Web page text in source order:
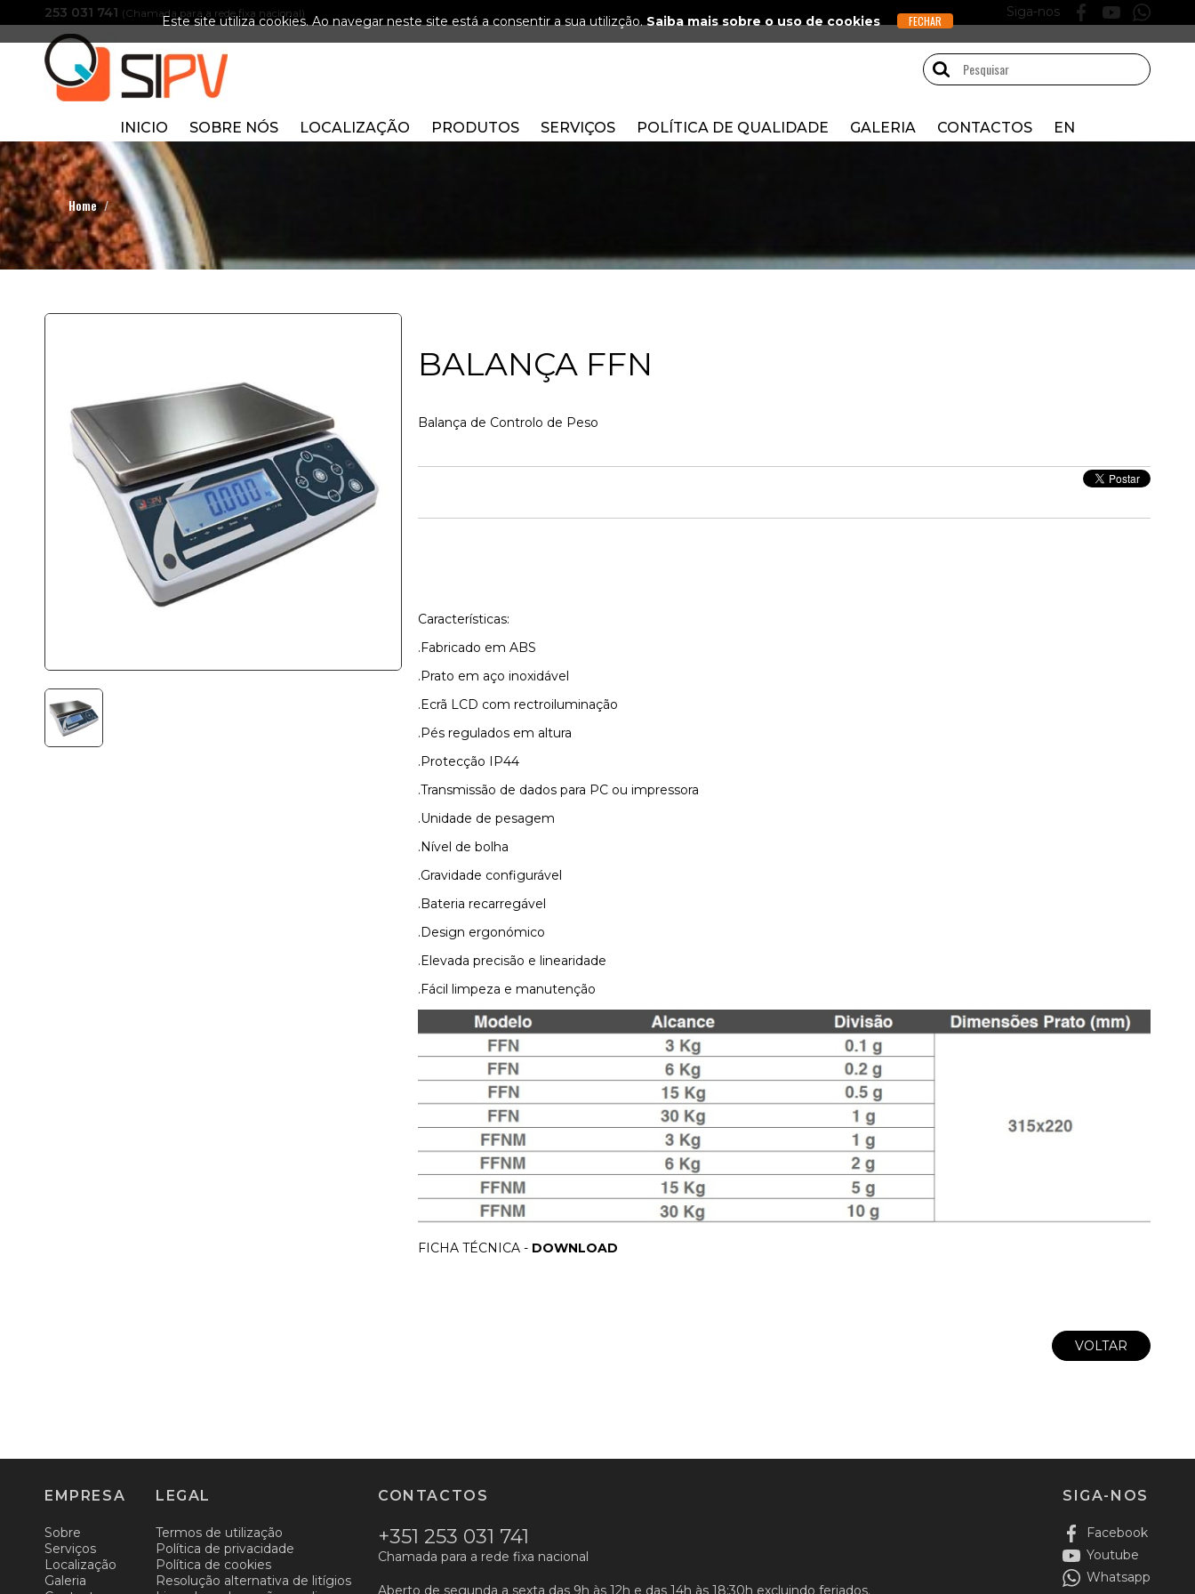
253 031 741 (Chamada para a rede fixa nacional) Siga-nos
INICIO SOBRE NÓS LOCALIZAÇÃO PRODUTOS SERVIÇOS POLÍTICA DE QUALIDADE GALERIA CONTACTOS EN
Home
BALANÇA FFN
Balança de Controlo de Peso
Características:
.Fabricado em ABS
.Prato em aço inoxidável
.Ecrã LCD com rectroiluminação
.Pés regulados em altura
.Protecção IP44
.Transmissão de dados para PC ou impressora
.Unidade de pesagem
.Nível de bolha
.Gravidade configurável
.Bateria recarregável
.Design ergonómico
.Elevada precisão e linearidade
.Fácil limpeza e manutenção
FICHA TÉCNICA - DOWNLOAD
VOLTAR
EMPRESA
Sobre
Serviços
Localização
Galeria
LEGAL
Termos de utilização
Política de privacidade
Política de cookies
Resolução alternativa de litígios
CONTACTOS
+351 253 031 741
Chamada para a rede fixa nacional
Aberto de segunda a sexta das 9h às 12h e das 14h às 18:30h excluindo feriados.
SIGA-NOS
Facebook
Youtube
Whatsapp
Este site utiliza cookies. Ao navegar neste site está a consentir a sua utilizção.Saiba mais sobre o uso de cookies